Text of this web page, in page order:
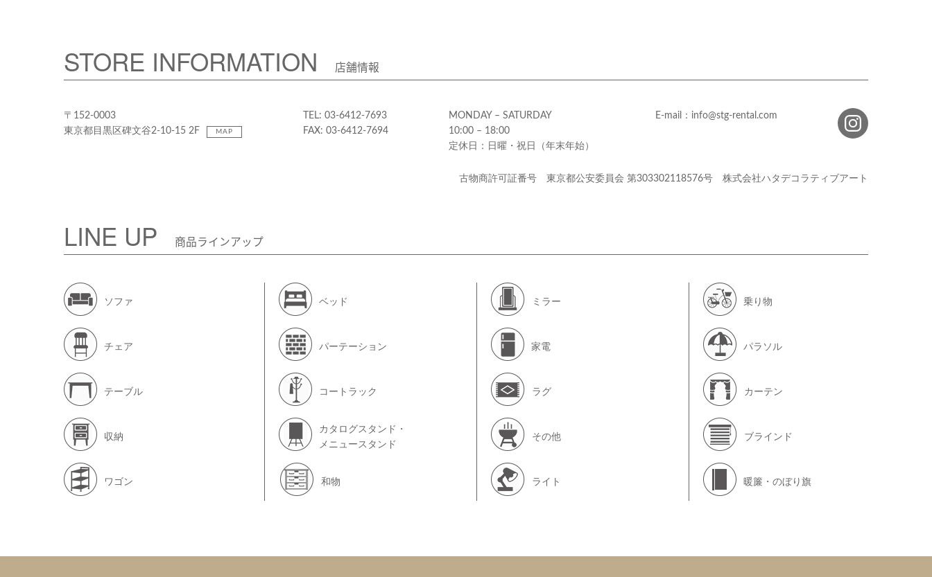
STORE INFORMATION 店舗情報
〒152-0003
東京都目黒区碑文谷2-10-15 2F
MAP
TEL: 03-6412-7693
FAX: 03-6412-7694
MONDAY – SATURDAY
10:00 – 18:00
定休日：日曜・祝日（年末年始）
E-mail：info@stg-rental.com
古物商許可証番号 東京都公安委員会 第303302118576号 株式会社ハタデコラティブアート
LINE UP 商品ラインアップ
ソファ
チェア
テーブル
収納
ワゴン
ベッド
パーテーション
コートラック
カタログスタンド・
メニュースタンド
和物
ミラー
家電
ラグ
その他
ライト
乗り物
パラソル
カーテン
ブラインド
暖簾・のぼり旗